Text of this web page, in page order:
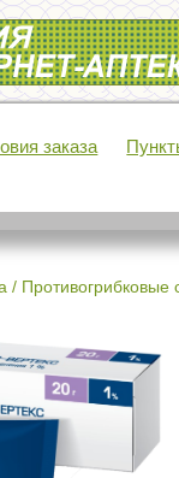
заказа
/ Противогрибковые